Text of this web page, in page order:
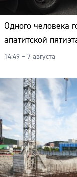
Одного человека
апатитской
14:49 – 7 августа